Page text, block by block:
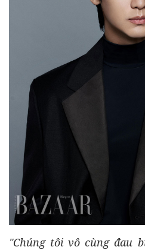
"Chúng tôi vô cùng đau